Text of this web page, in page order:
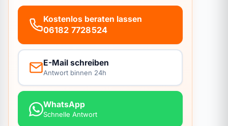
Kostenlos beraten lassen
06182 7728524
E-Mail schreiben
Antwort binnen 24h
WhatsApp
Schnelle Antwort